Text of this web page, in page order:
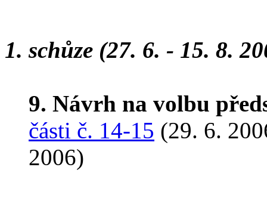
1. schůze (27. 6. - 15. 8.
9. Návrh na volbu
části č. 14-15 (29. 6.
2006)